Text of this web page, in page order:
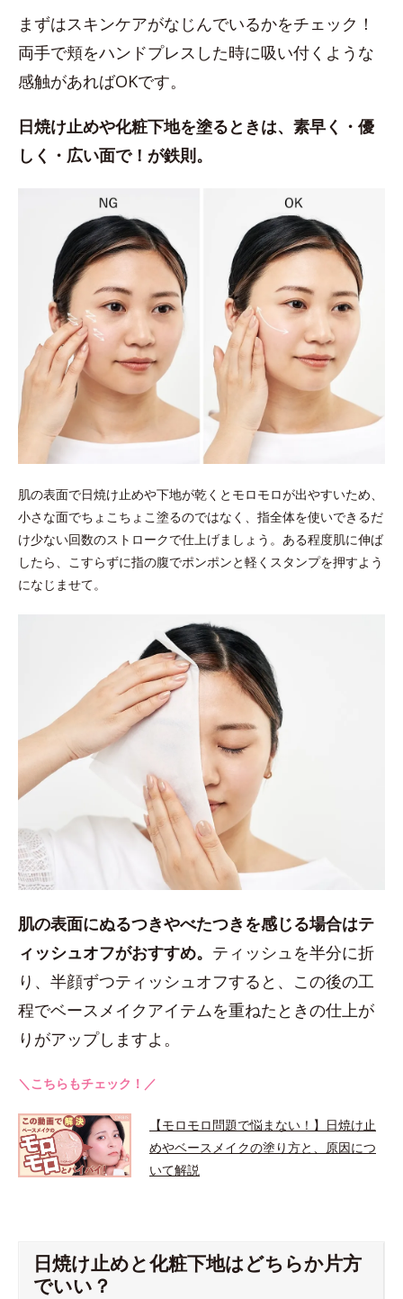
まずはスキンケアがなじんでいるかをチェック！
両手で頬をハンドプレスした時に吸い付くような
感触があればOKです。
日焼け止めや化粧下地を塗るときは、素早く・優
しく・広い面で！が鉄則。
肌の表面で日焼け止めや下地が乾くとモロモロが出やすいため、
小さな面でちょこちょこ塗るのではなく、指全体を使いできるだ
け少ない回数のストロークで仕上げましょう。ある程度肌に伸ば
したら、こすらずに指の腹でポンポンと軽くスタンプを押すよう
になじませて。
肌の表面にぬるつきやべたつきを感じる場合はテ
ィッシュオフがおすすめ。 ティッシュを半分に折
り、半顔ずつティッシュオフすると、この後の工
程でベースメイクアイテムを重ねたときの仕上が
りがアップしますよ。
＼こちらもチェック！／
【モロモロ問題で悩まない！】日焼け止
めやベースメイクの塗り方と、原因につ
いて解説
日焼け止めと化粧下地はどちらか片方
でいい？